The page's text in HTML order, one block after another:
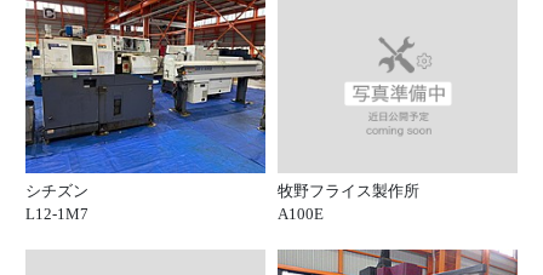
シチズン
L12-1M7
牧野フライス製作所
A100E